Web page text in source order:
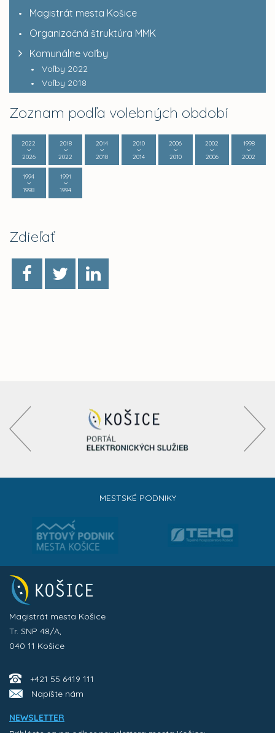
Magistrát mesta Košice
Organizačná štruktúra MMK
Komunálne voľby
Voľby 2022
Voľby 2018
Zoznam podľa volebných období
2022
2026
2018
2022
2014
2018
2010
2014
2006
2010
2002
2006
1998
2002
1994
1998
1991
1994
Zdieľať
MESTSKÉ PODNIKY
Magistrát mesta Košice
Tr. SNP 48/A,
040 11 Košice
+421 55 6419 111
Napíšte nám
NEWSLETTER